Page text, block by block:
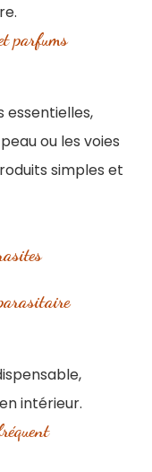
parfums
essentielles,
ou les voies
simples et
intérieur.